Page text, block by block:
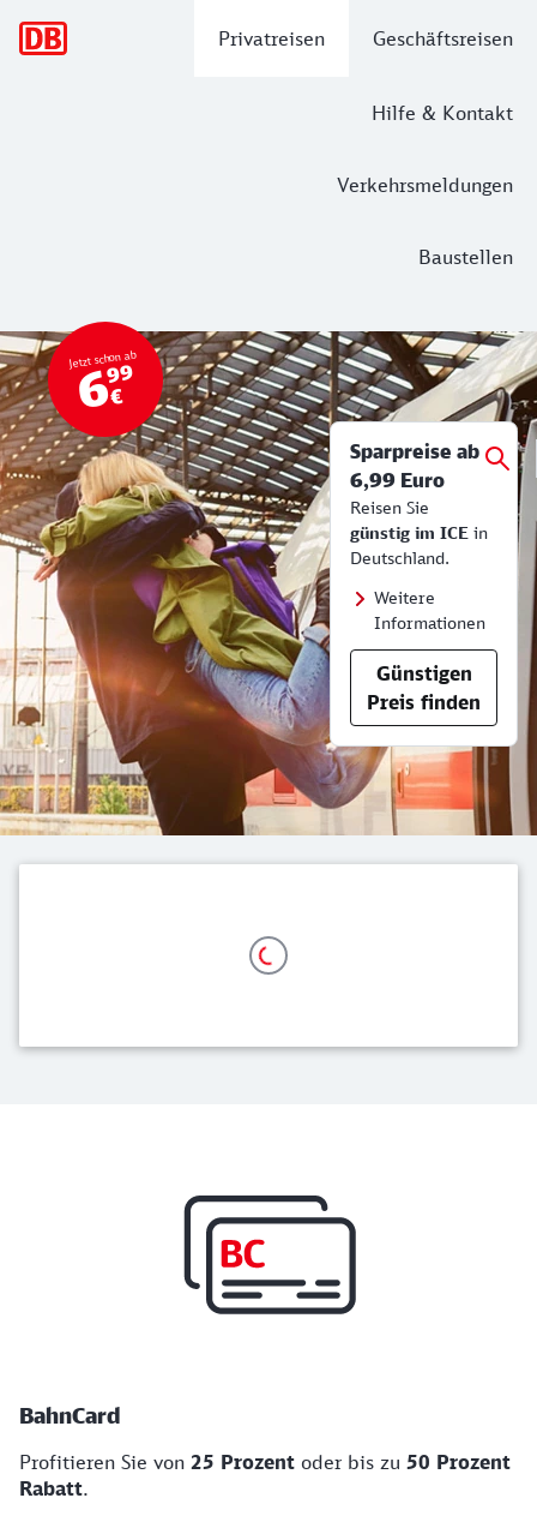
Privatreisen Geschäftsreisen
Hilfe & Kontakt
Verkehrsmeldungen
Baustellen
Bahn Tickets & Services
Top Angebot
Jetzt schon ab
699
€
Sparpreise ab
6,99 Euro
Reisen Sie
günstig im ICE in
Deutschland.
Weitere
Informationen
Günstigen
Preis finden
BahnCard
Profitieren Sie von 25 Prozent oder bis zu 50 Prozent
Rabatt.